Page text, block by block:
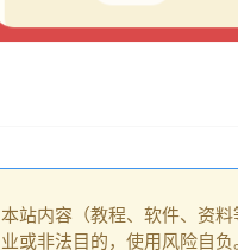
本站内容（教程、软件、资
业或非法目的，使用风险自